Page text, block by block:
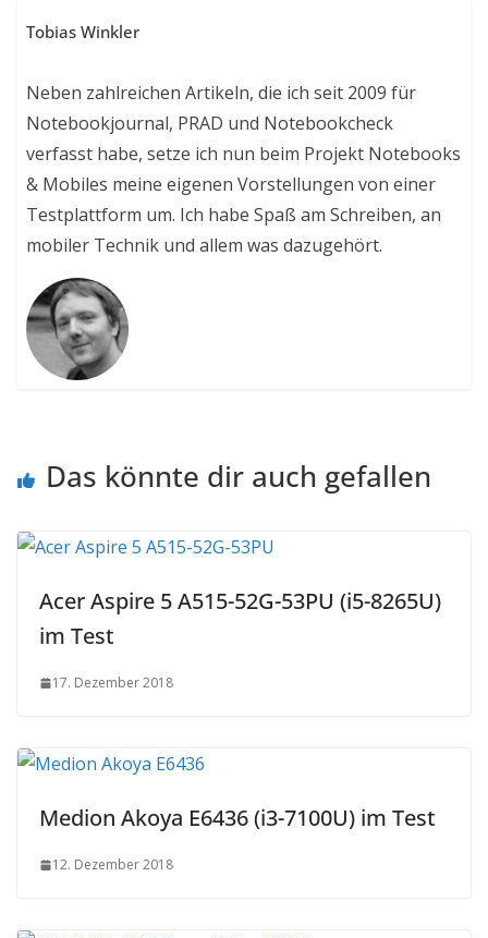
Tobias Winkler
Neben zahlreichen Artikeln, die ich seit 2009 für
Notebookjournal, PRAD und Notebookcheck
verfasst habe, setze ich nun beim Projekt Notebooks
& Mobiles meine eigenen Vorstellungen von einer
Testplattform um. Ich habe Spaß am Schreiben, an
mobiler Technik und allem was dazugehört.
Das könnte dir auch gefallen
Acer Aspire 5 A515-52G-53PU (i5-8265U)
im Test
17. Dezember 2018
Medion Akoya E6436 (i3-7100U) im Test
12. Dezember 2018